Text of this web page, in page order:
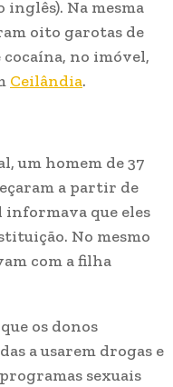
inglês). Na mesma
oito garotas de
no imóvel,
Ceilândia.
um homem de 37
a partir de
informava que eles
No mesmo
com a filha
os donos
a usarem drogas e
sexuais